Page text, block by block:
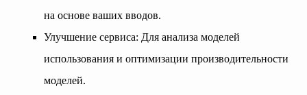
на основе ваших вводов.
Улучшение сервиса: Для анализа моделей
использования и оптимизации производительности
моделей.